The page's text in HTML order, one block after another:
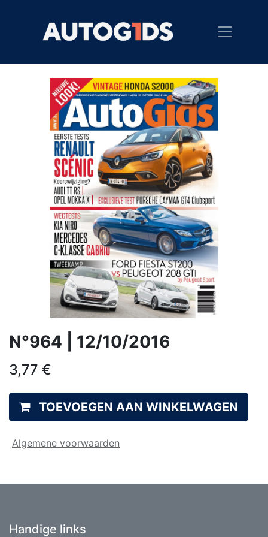
N°964 | 12/10/2016
3,77 €
TOEVOEGEN AAN WINKELWAGEN
Algemene voorwaarden
Handige links